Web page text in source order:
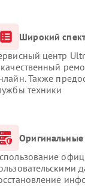
Широкий
центр
Также
техники